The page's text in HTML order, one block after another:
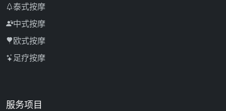
泰式按摩
中式按摩
欧式按摩
足疗按摩
服务项目